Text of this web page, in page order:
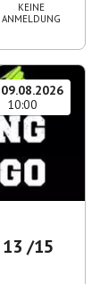
KEINE
ANMELDUNG
09.08.2026
10:00